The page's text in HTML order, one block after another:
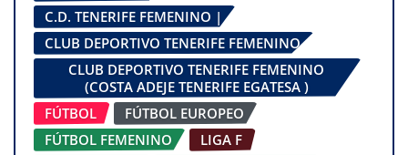
C.D. TENERIFE FEMENINO |
CLUB DEPORTIVO TENERIFE FEMENINO
CLUB DEPORTIVO TENERIFE FEMENINO
(COSTA ADEJE TENERIFE EGATESA )
FÚTBOL
FÚTBOL EUROPEO
FÚTBOL FEMENINO
LIGA F